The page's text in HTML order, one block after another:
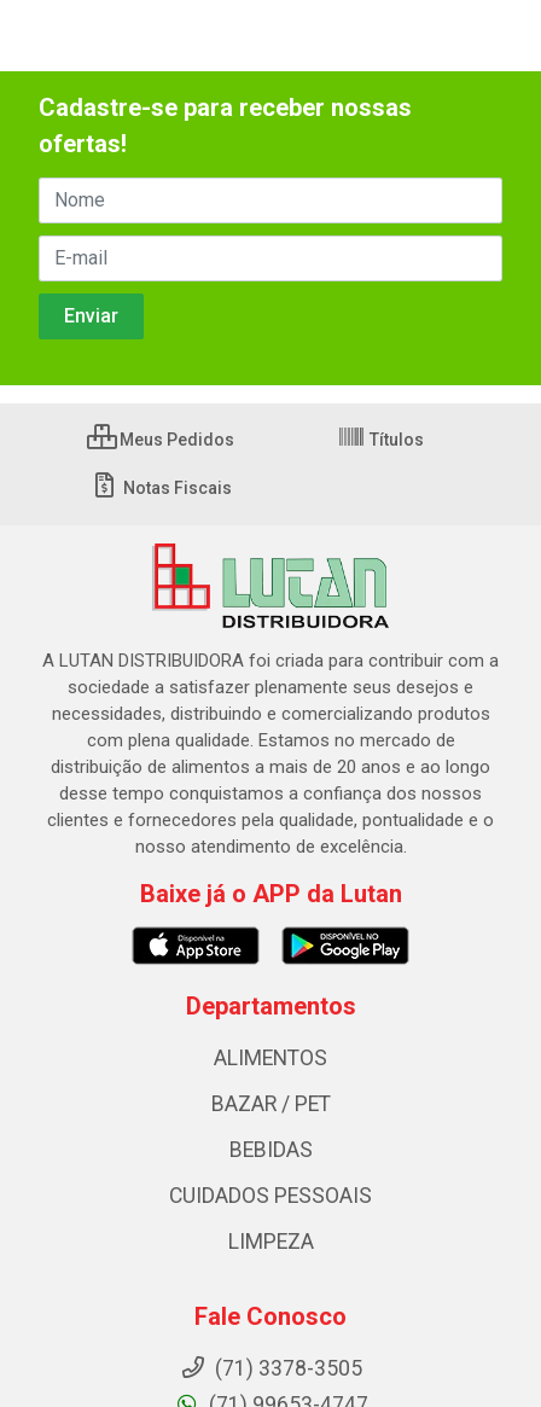
Cadastre-se para receber nossas
ofertas!
Meus Pedidos Títulos
Notas Fiscais
A LUTAN DISTRIBUIDORA foi criada para contribuir com a
sociedade a satisfazer plenamente seus desejos e
necessidades, distribuindo e comercializando produtos
com plena qualidade. Estamos no mercado de
distribuição de alimentos a mais de 20 anos e ao longo
desse tempo conquistamos a confiança dos nossos
clientes e fornecedores pela qualidade, pontualidade e o
nosso atendimento de excelência.
Baixe já o APP da Lutan
Departamentos
ALIMENTOS
BAZAR / PET
BEBIDAS
CUIDADOS PESSOAIS
LIMPEZA
Fale Conosco
(71) 3378-3505